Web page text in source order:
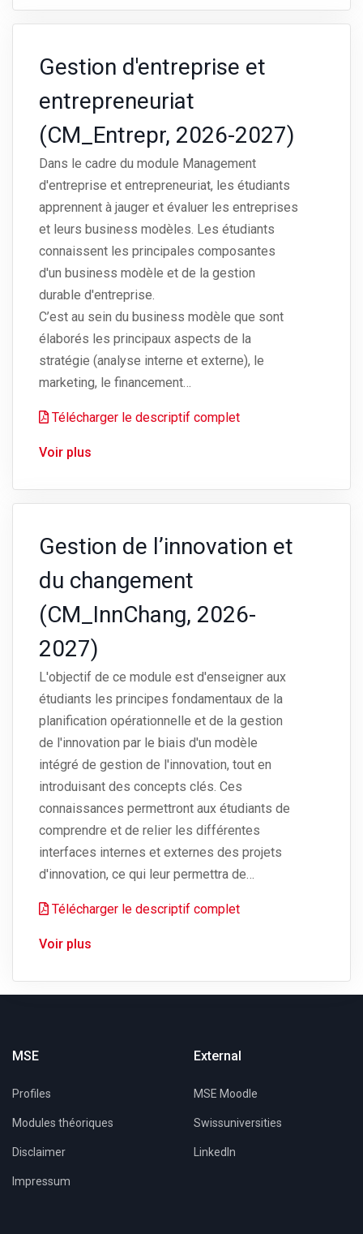
Gestion d'entreprise et
entrepreneuriat
(CM_Entrepr, 2026-2027)
Dans le cadre du module Management
d'entreprise et entrepreneuriat, les étudiants
apprennent à jauger et évaluer les entreprises
et leurs business modèles. Les étudiants
connaissent les principales composantes
d'un business modèle et de la gestion
durable d'entreprise.
C’est au sein du business modèle que sont
élaborés les principaux aspects de la
stratégie (analyse interne et externe), le
marketing, le financement…
Télécharger le descriptif complet
Voir plus
Gestion de l’innovation et
du changement
(CM_InnChang, 2026-
2027)
L'objectif de ce module est d'enseigner aux
étudiants les principes fondamentaux de la
planification opérationnelle et de la gestion
de l'innovation par le biais d'un modèle
intégré de gestion de l'innovation, tout en
introduisant des concepts clés. Ces
connaissances permettront aux étudiants de
comprendre et de relier les différentes
interfaces internes et externes des projets
d'innovation, ce qui leur permettra de…
Télécharger le descriptif complet
Voir plus
MSE
Profiles
Modules théoriques
Disclaimer
Impressum
External
MSE Moodle
Swissuniversities
LinkedIn